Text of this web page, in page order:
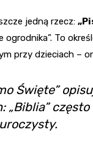
jedną rzecz:
ogrodnika”. To
przy dzieciach –
Święte”
„Biblia”